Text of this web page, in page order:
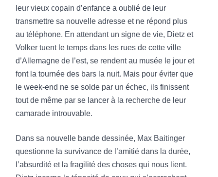
leur vieux copain d’enfance a oublié de leur
transmettre sa nouvelle adresse et ne répond plus
au téléphone. En attendant un signe de vie, Dietz et
Volker tuent le temps dans les rues de cette ville
d’Allemagne de l’est, se rendent au musée le jour et
font la tournée des bars la nuit. Mais pour éviter que
le week-end ne se solde par un échec, ils finissent
tout de même par se lancer à la recherche de leur
camarade introuvable.
Dans sa nouvelle bande dessinée, Max Baitinger
questionne la survivance de l’amitié dans la durée,
l’absurdité et la fragilité des choses qui nous lient.